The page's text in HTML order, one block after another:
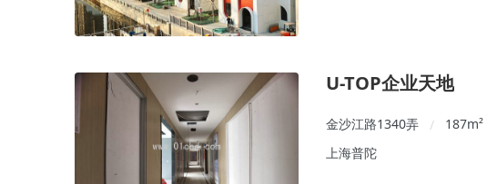
U-TOP企业天地
金沙江路1340弄 / 187m²
上海普陀